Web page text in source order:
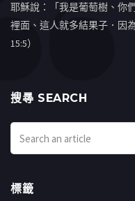
耶穌說：「我是葡萄樹、你
裡面、這人就多結果子．因
15:5）
搜㝷 SEARCH
標籤